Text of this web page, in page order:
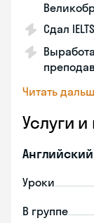
Сдал
Читать
Услуги
Уроки
В группе